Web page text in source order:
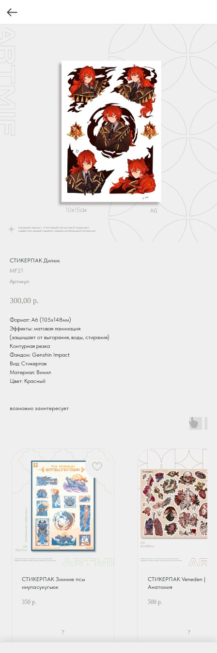
СТИКЕРПАК Дилюк
MF21
Артикул:
300,00 р.
Формат: А6 (105х148мм)
Эффекты: матовая ламинация
(защищает от выгорания, воды, стирания)
Контурная резка
Фандом: Genshin Impact
Вид: Стикерпак
Материал: Винил
Цвет: Красный
возможно заинтересует
СТИКЕРПАК Зимние псы
инупасукугьюк
350 р.
?
СТИКЕРПАК Veneden |
Анатомия
500 р.
?